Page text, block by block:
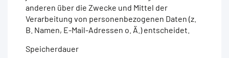
anderen über die Zwecke und Mittel der
Verarbeitung von personenbezogenen Daten (z.
B. Namen, E-Mail-Adressen o. Ä.) entscheidet.
Speicherdauer